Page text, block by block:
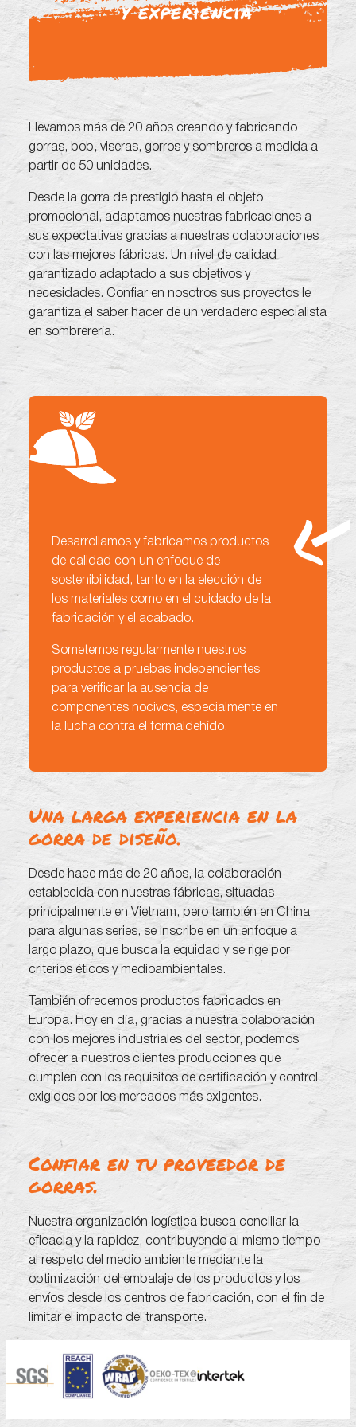
y experiencia
Llevamos más de 20 años creando y fabricando
gorras, bob, viseras, gorros y sombreros a medida a
partir de 50 unidades.
Desde la gorra de prestigio hasta el objeto
promocional, adaptamos nuestras fabricaciones a
sus expectativas gracias a nuestras colaboraciones
con las mejores fábricas. Un nivel de calidad
garantizado adaptado a sus objetivos y
necesidades. Confiar en nosotros sus proyectos le
garantiza el saber hacer de un verdadero especialista
en sombrerería.
Desarrollamos y fabricamos productos
de calidad con un enfoque de
sostenibilidad, tanto en la elección de
los materiales como en el cuidado de la
fabricación y el acabado.
Sometemos regularmente nuestros
productos a pruebas independientes
para verificar la ausencia de
componentes nocivos, especialmente en
la lucha contra el formaldehído.
Una larga experiencia en la
gorra de diseño.
Desde hace más de 20 años, la colaboración
establecida con nuestras fábricas, situadas
principalmente en Vietnam, pero también en China
para algunas series, se inscribe en un enfoque a
largo plazo, que busca la equidad y se rige por
criterios éticos y medioambientales.
También ofrecemos productos fabricados en
Europa. Hoy en día, gracias a nuestra colaboración
con los mejores industriales del sector, podemos
ofrecer a nuestros clientes producciones que
cumplen con los requisitos de certificación y control
exigidos por los mercados más exigentes.
Confiar en tu proveedor de
gorras.
Nuestra organización logística busca conciliar la
eficacia y la rapidez, contribuyendo al mismo tiempo
al respeto del medio ambiente mediante la
optimización del embalaje de los productos y los
envíos desde los centros de fabricación, con el fin de
limitar el impacto del transporte.